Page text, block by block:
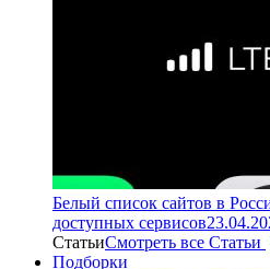
Белый список сайтов в
доступных сервисов
СтатьиСмотреть все Статьи
Подборки